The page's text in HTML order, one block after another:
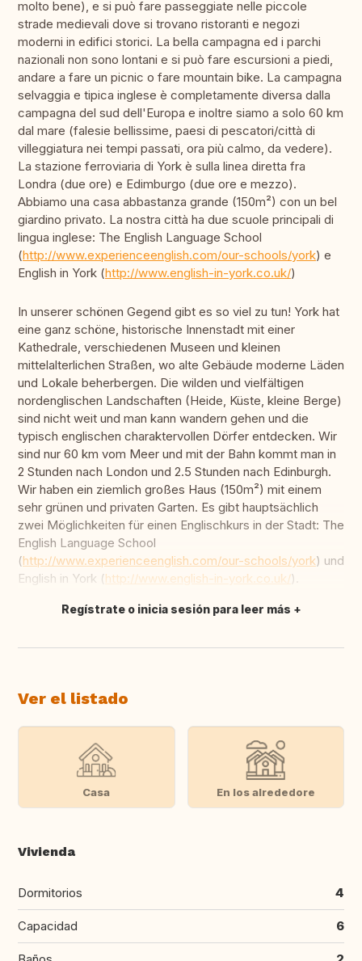
molto bene), e si può fare passeggiate nelle piccole
strade medievali dove si trovano ristoranti e negozi
moderni in edifici storici. La bella campagna ed i parchi
nazionali non sono lontani e si può fare escursioni a piedi,
andare a fare un picnic o fare mountain bike. La campagna
selvaggia e tipica inglese è completamente diversa dalla
campagna del sud dell'Europa e inoltre siamo a solo 60 km
dal mare (falesie bellissime, paesi di pescatori/città di
villeggiatura nei tempi passati, ora più calmo, da vedere).
La stazione ferroviaria di York è sulla linea diretta fra
Londra (due ore) e Edimburgo (due ore e mezzo).
Abbiamo una casa abbastanza grande (150m²) con un bel
giardino privato. La nostra città ha due scuole principali di
lingua inglese: The English Language School
(http://www.experienceenglish.com/our-schools/york) e
English in York (http://www.english-in-york.co.uk/)
In unserer schönen Gegend gibt es so viel zu tun! York hat
eine ganz schöne, historische Innenstadt mit einer
Kathedrale, verschiedenen Museen und kleinen
mittelalterlichen Straßen, wo alte Gebäude moderne Läden
und Lokale beherbergen. Die wilden und vielfältigen
nordenglischen Landschaften (Heide, Küste, kleine Berge)
sind nicht weit und man kann wandern gehen und die
typisch englischen charaktervollen Dörfer entdecken. Wir
sind nur 60 km vom Meer und mit der Bahn kommt man in
2 Stunden nach London und 2.5 Stunden nach Edinburgh.
Wir haben ein ziemlich großes Haus (150m²) mit einem
sehr grünen und privaten Garten. Es gibt hauptsächlich
zwei Möglichkeiten für einen Englischkurs in der Stadt: The
English Language School
(http://www.experienceenglish.com/our-schools/york) und
English in York (http://www.english-in-york.co.uk/).
Traducir
Regístrate o inicia sesión para leer más
Ver el listado
Casa En los alrededore
Vivienda
Dormitorios 4
Capacidad 6